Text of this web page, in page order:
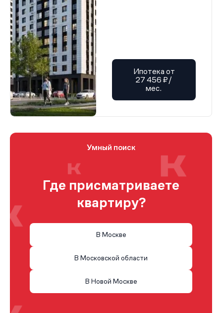
Ипотека от
27 456 ₽/
мес.
Умный поиск
Где присматриваете
квартиру?
В Москве
В Московской области
В Новой Москве